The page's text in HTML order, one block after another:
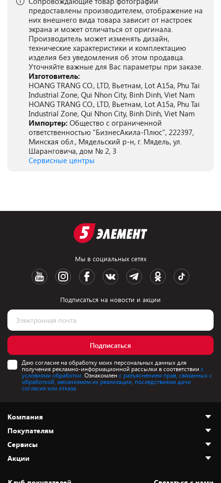
предоставлены производителем, отображение на
них внешнего вида товара зависит от настроек
экрана и может отличаться от оригинала.
Производитель может изменять дизайн,
технические характеристики и комплектацию
изделия без уведомления об этом продавца.
Уточняйте важные для Вас параметры при заказе.
Изготовитель:
HOANG TRANG CO., LTD, Вьетнам, Lot A15a, Phu Tai
Industrial Zone, Qui Nhon City, Binh Dinh, Viet Nam
HOANG TRANG CO., LTD, Вьетнам, Lot A15a, Phu Tai
Industrial Zone, Qui Nhon City, Binh Dinh, Viet Nam
Импортер: Общество с ограниченной
ответственностью "БизнесАкила-Плюс", 222397,
Минская обл., Мядельский р-н, г. Мядель, ул.
Шаранговича, дом № 2, 3
Сервисные центры
Мы в социальных сетях
Подписаться на новости и акции
Подписаться
Даю согласие на обработку моих персональных данных для
получения рекламно-информационной рассылки в соответствии с
условиями обработки. Ознакомлен с разъяснением прав, связанных с
обработкой, механизмом их реализации, последствиями дачи
согласия или отказа.
Компания
О нас
Адреса магазинов
Новости
Статьи и обзоры
Покупателям
Как сделать заказ
Оплата и доставка
Безналичный расчёт
Сервисы
Установка техники
Акции
Скидки и промокоды